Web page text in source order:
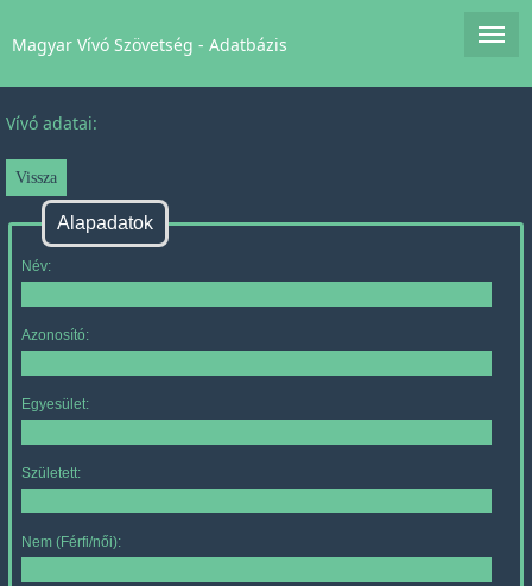
Magyar Vívó Szövetség - Adatbázis
Vívó adatai:
Alapadatok
Név:
Azonosító:
Egyesület:
Született:
Nem (Férfi/női):